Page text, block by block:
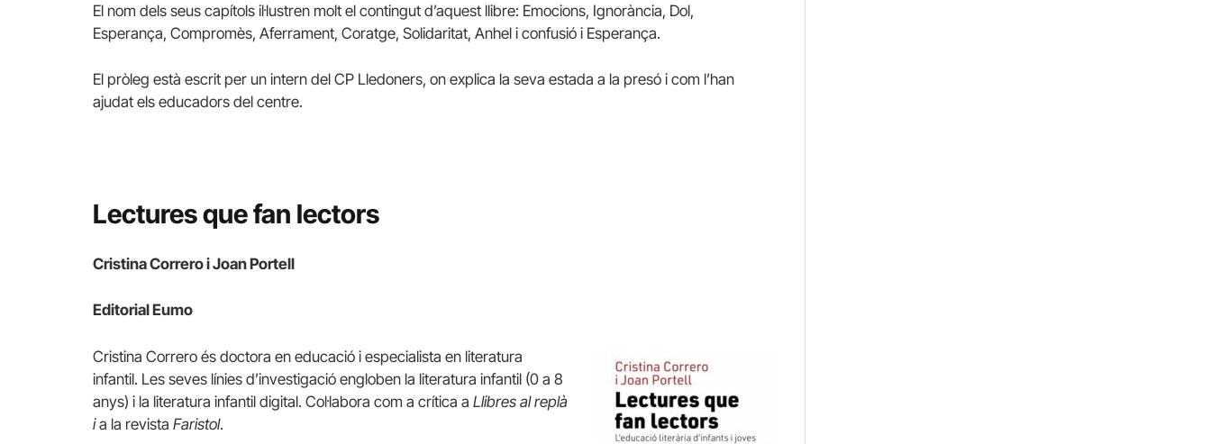
El nom dels seus capítols il·lustren molt el contingut d’aquest llibre: Emocions, Ignorància, Dol,
Esperança, Compromès, Aferrament, Coratge, Solidaritat, Anhel i confusió i Esperança.
El pròleg està escrit per un intern del CP Lledoners, on explica la seva estada a la presó i com l’han
ajudat els educadors del centre.
Lectures que fan lectors
Cristina Correro i Joan Portell
Editorial Eumo
Cristina Correro és doctora en educació i especialista en literatura
infantil. Les seves línies d’investigació engloben la literatura infantil (0 a 8
anys) i la literatura infantil digital. Col·labora com a crítica a Llibres al replà
ia la revista Faristol.